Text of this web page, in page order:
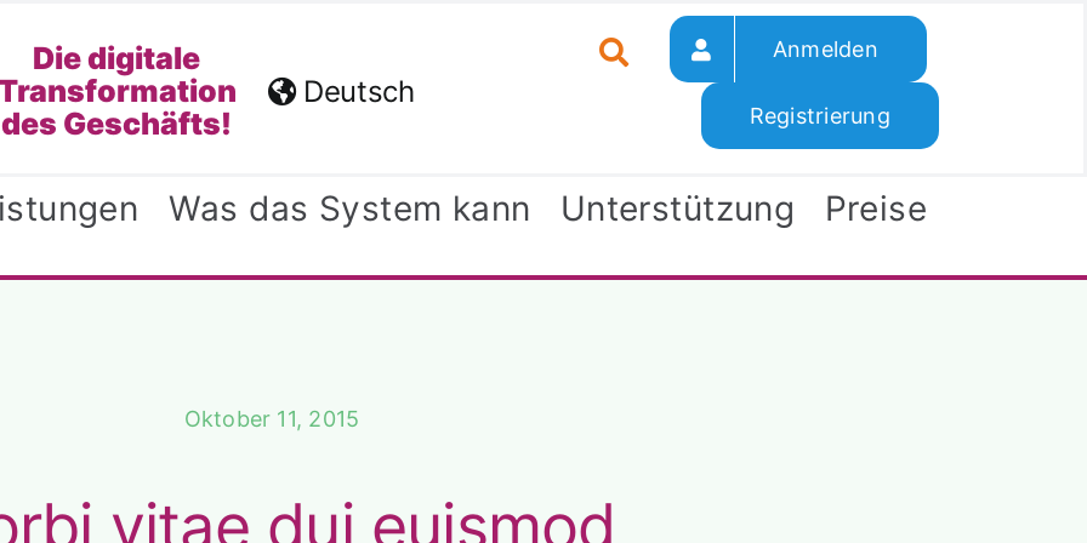
Die digitale
des Geschäfts!
Deutsch
Anmelden
Registrierung
Was das System kann Unterstützung
Preise
Oktober 11, 2015
vitae dui euismod